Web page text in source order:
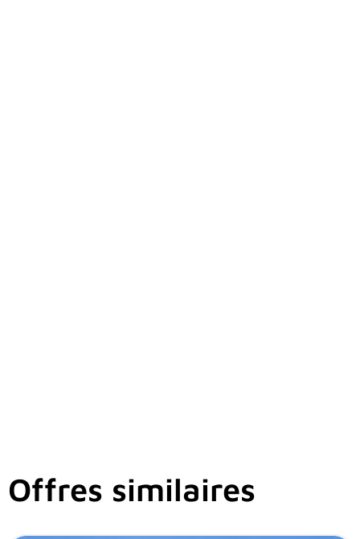
Offres similaires